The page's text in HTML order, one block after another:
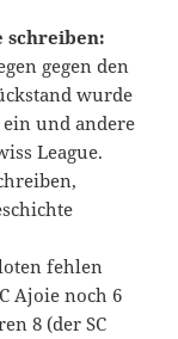
schreiben:
gegen den
wurde
und andere
League.
fehlen
Ajoie noch 6
8 (der SC